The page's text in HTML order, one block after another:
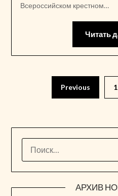
Всероссийском крестном…
Читать
Пагинация
записей
Previous
АРХИВ